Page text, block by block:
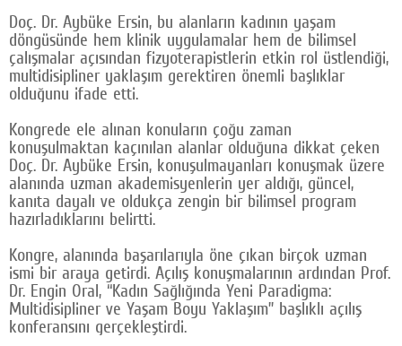
Doç. Dr. Aybüke Ersin, bu alanların kadının yaşam
döngüsünde hem klinik uygulamalar hem de bilimsel
çalışmalar açısından fizyoterapistlerin etkin rol üstlendiği,
multidisipliner yaklaşım gerektiren önemli başlıklar
olduğunu ifade etti.
Kongrede ele alınan konuların çoğu zaman
konuşulmaktan kaçınılan alanlar olduğuna dikkat çeken
Doç. Dr. Aybüke Ersin, konuşulmayanları konuşmak üzere
alanında uzman akademisyenlerin yer aldığı, güncel,
kanıta dayalı ve oldukça zengin bir bilimsel program
hazırladıklarını belirtti.
Kongre, alanında başarılarıyla öne çıkan birçok uzman
ismi bir araya getirdi. Açılış konuşmalarının ardından Prof.
Dr. Engin Oral, “Kadın Sağlığında Yeni Paradigma:
Multidisipliner ve Yaşam Boyu Yaklaşım” başlıklı açılış
konferansını gerçekleştirdi.